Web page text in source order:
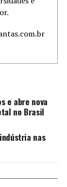
e abre nova
no Brasil
nas